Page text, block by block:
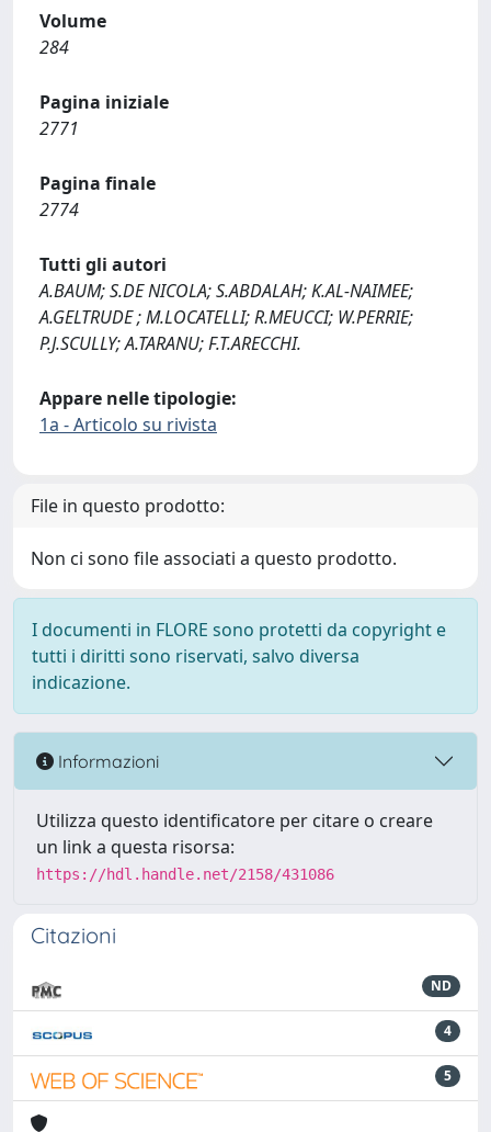
Volume
284
Pagina iniziale
2771
Pagina finale
2774
Tutti gli autori
A.BAUM; S.DE NICOLA; S.ABDALAH; K.AL-NAIMEE;
A.GELTRUDE ; M.LOCATELLI; R.MEUCCI; W.PERRIE;
P.J.SCULLY; A.TARANU; F.T.ARECCHI.
Appare nelle tipologie:
1a - Articolo su rivista
File in questo prodotto:
Non ci sono file associati a questo prodotto.
I documenti in FLORE sono protetti da copyright e
tutti i diritti sono riservati, salvo diversa
indicazione.
Informazioni
Utilizza questo identificatore per citare o creare
un link a questa risorsa:
https://hdl.handle.net/2158/431086
Citazioni
ND
4
5